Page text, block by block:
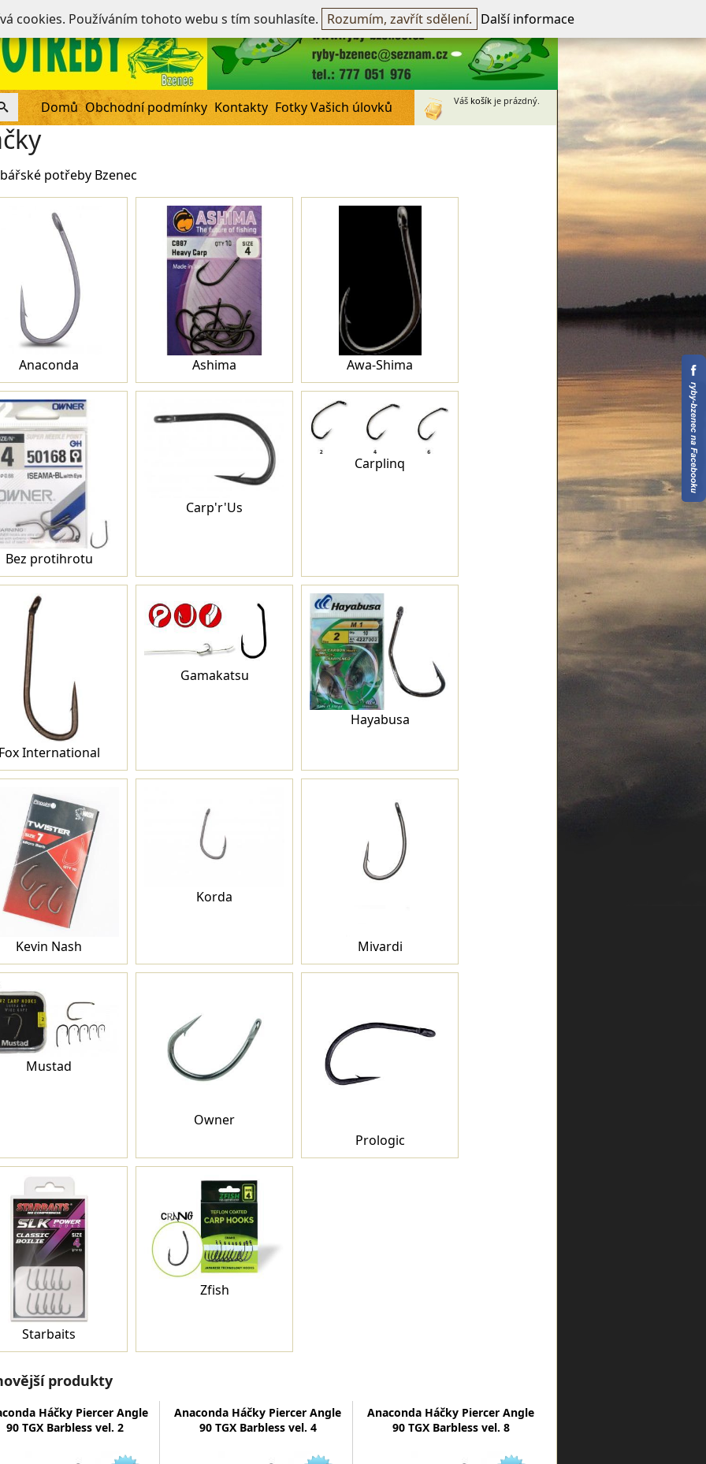
Nepřihlášen -přihlásit~Registrovat
Domů Obchodní podmínky Kontakty Fotky Vašich úlovků Váš košík je prázdný.
potřeby Bzenec
Anaconda Ashima Awa-Shima
Bez protihrotu
Carp'r'Us
Carplinq
International
Gamakatsu
Hayabusa
Kevin Nash
Korda
Mivardi
Mustad
Owner
Prologic
Starbaits
Zfish
produkty
Háčky Piercer Angle
90 TGX Barbless vel. 2
Anaconda Háčky Piercer Angle
90 TGX Barbless vel. 4
Anaconda Háčky Piercer Angle
90 TGX Barbless vel. 8
cookies. Používáním tohoto webu s tím souhlasíte. Rozumím, zavřít sdělení. Další informace